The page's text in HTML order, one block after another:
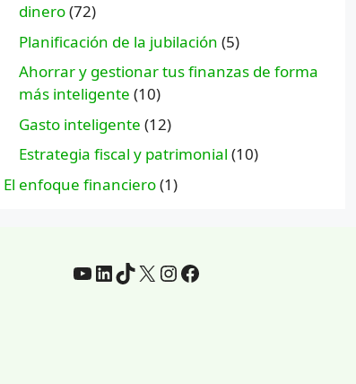
dinero(72)
Planificación de la jubilación (5)
Ahorrar y gestionar tus finanzas de forma
más inteligente (10)
Gasto inteligente (12)
Estrategia fiscal y patrimonial (10)
El enfoque financiero(1)
YouTube
LinkedIn
TikTok
incógnita
Instagram
Facebook